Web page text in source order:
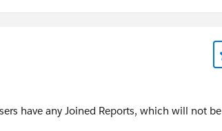
have any Joined Reports, which will not be